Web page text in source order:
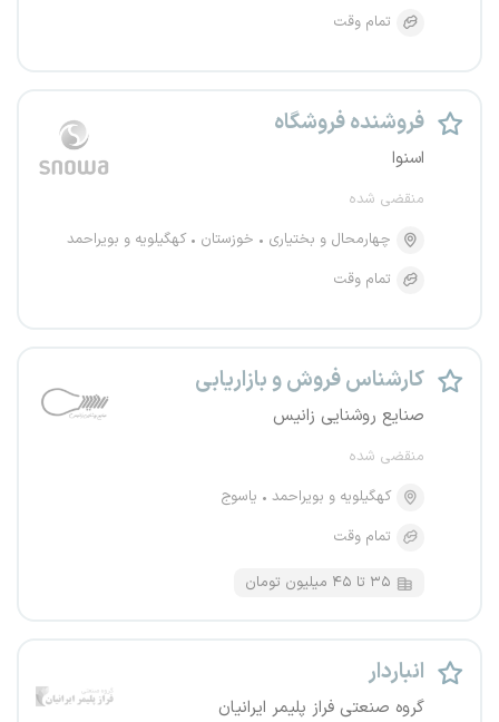
تمام وقت
فروشنده فروشگاه
اسنوا
منقضی شده
چهارمحال و بختیاری
خوزستان
کهگیلویه و بویراحمد
تمام وقت
کارشناس فروش و بازاریابی
صنایع روشنایی زانیس
منقضی شده
کهگیلویه و بویراحمد
یاسوج
تمام وقت
۳۵ تا ۴۵ میلیون تومان
انباردار
گروه صنعتی فراز پلیمر ایرانیان